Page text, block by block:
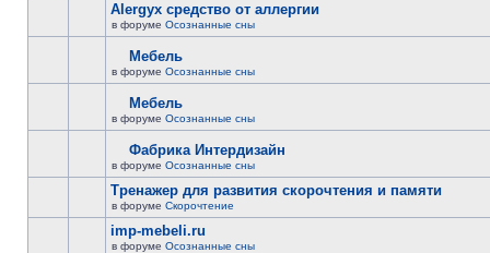
Alergyx средство от аллергии
в форуме Осознанные сны
Мебель
в форуме Осознанные сны
Мебель
в форуме Осознанные сны
Фабрика Интердизайн
в форуме Осознанные сны
Тренажер для развития скорочтения и памяти
в форуме Скорочтение
imp-mebeli.ru
в форуме Осознанные сны